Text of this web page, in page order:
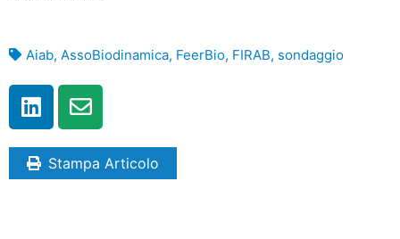
Aiab, AssoBiodinamica, FeerBio, FIRAB, sondaggio
Stampa Articolo